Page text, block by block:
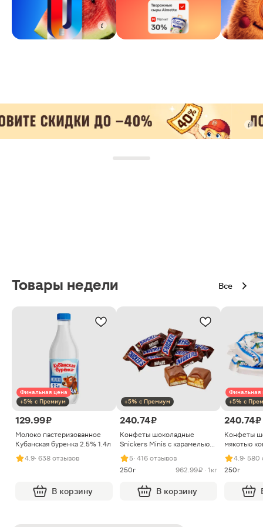
Товары недели Все
Финальная цена
+5% с Премиум
129.99 ₽
Молоко пастеризованное
Кубанская буренка 2.5% 1.4л
4.9· 638 отзывов
В корзину
+5% с Премиум
240.74 ₽
Конфеты шоколадные
Snickers Minis с карамелью
арахисом и нугой
5· 416 отзывов
250г
962.99 ₽ · 1кг
В корзину
Финальная
+5% с
240.74 ₽
Конфеты
мякотью
4.9· 580
250г